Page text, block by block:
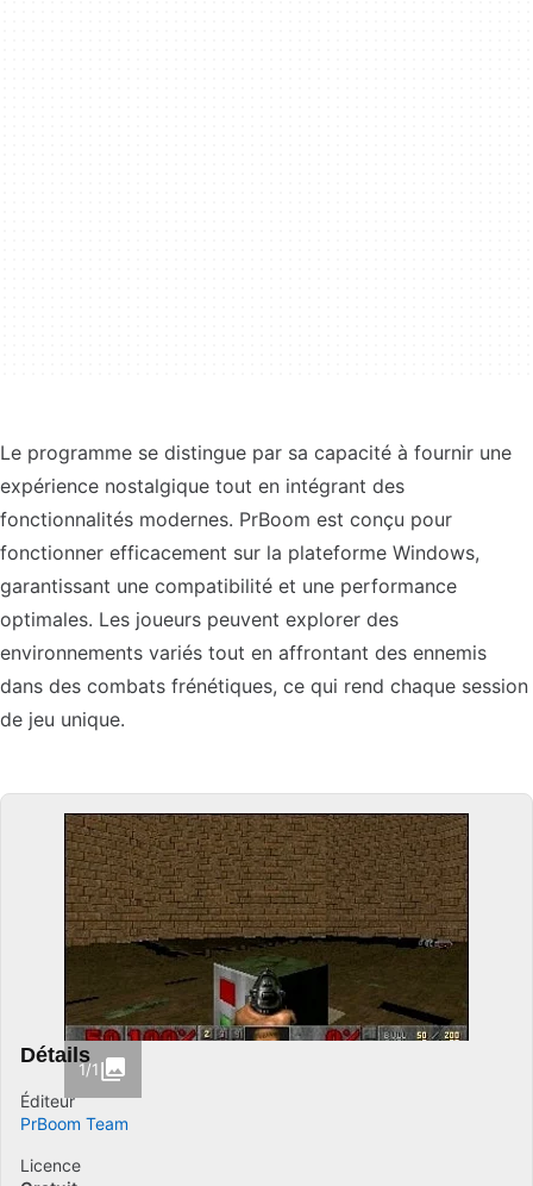
Le programme se distingue par sa capacité à fournir une
expérience nostalgique tout en intégrant des
fonctionnalités modernes. PrBoom est conçu pour
fonctionner efficacement sur la plateforme Windows,
garantissant une compatibilité et une performance
optimales. Les joueurs peuvent explorer des
environnements variés tout en affrontant des ennemis
dans des combats frénétiques, ce qui rend chaque session
de jeu unique.
1/1
Détails
Éditeur
PrBoom Team
Licence